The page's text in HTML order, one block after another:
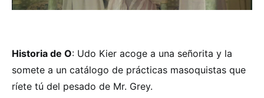
Historia de O: Udo Kier acoge a una señorita y la
somete a un catálogo de prácticas masoquistas que
ríete tú del pesado de Mr. Grey.